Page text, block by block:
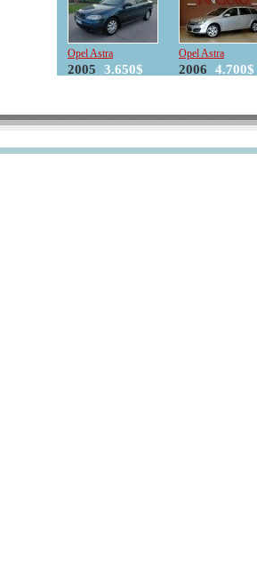
Opel Astra
2005 3.650$
Opel Astra
2006 4.700$